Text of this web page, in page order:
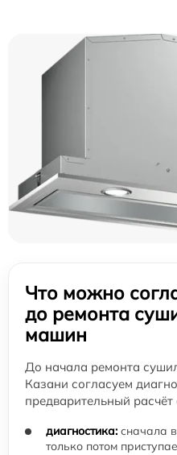
Что можно
до ремонта
машин
До начала ремонта
Казани согласуем
предварительный расчёт
диагностика: сначала
только потом